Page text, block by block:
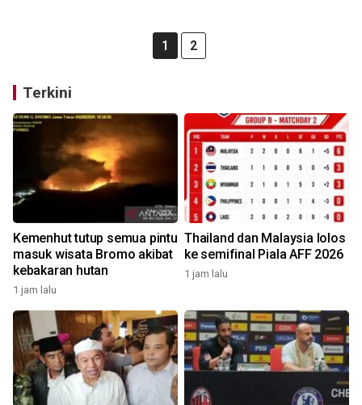
1 2
Terkini
Kemenhut tutup semua pintu
masuk wisata Bromo akibat
kebakaran hutan
1 jam lalu
Thailand dan Malaysia lolos
ke semifinal Piala AFF 2026
1 jam lalu